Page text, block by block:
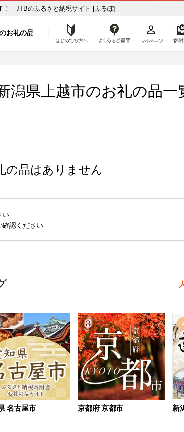
旅行クーポンをＧＥＴ！ - JTBのふるさと納税サイト [ふるぽ]
お礼の品 はじめての方へ
潟県上越市のお礼の品一
の品はありません
い
確認ください
名古屋市 京都府 京都市 新